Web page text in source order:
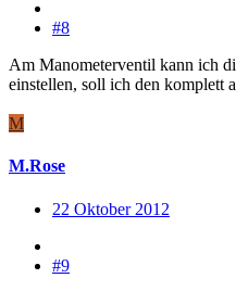
#8
Am Manometerventil kann ich
einstellen, soll ich den komplett
M
M.Rose
22 Oktober 2012
#9